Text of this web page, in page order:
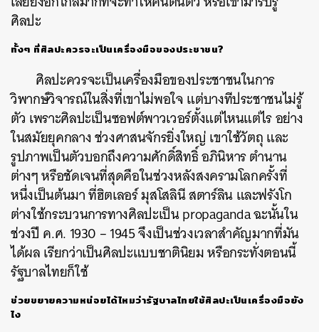
ศิลปะ
ทั้งๆ ที่ศิลปะควรจะเป็นเครื่องมือของประชาชน?
ศิลปะควรจะเป็นเครื่องมือของประชาชนในการ
วิพากษ์วิจารณ์ในสิ่งที่เขาไม่พอใจแต่บางทีประชาชนไม่รู้
ตัว เพราะศิลปะเป็นซอฟต์พาวเวอร์ตั้งแต่ไหนแต่ไรอย่าง
ในสมัยยุคกลาง ช่วงศาสนจักรยิ่งใหญ่เขาใช้วัตถุและ
รูปภาพเป็นตัวบอกถึงความศักดิ์สิทธิ์อภินิหารตำนาน
ต่างๆหรือชัดเจนที่สุดคือในช่วงหลังสงครามโลกครั้งที่
หนึ่งเป็นต้นมาที่ฮิตเลอร์มุสโสลินีสตาร์ลินและฟรังโก
ต่างใช้กระบวนการทางศิลปะเป็นpropagandaฉะนั้นใน
ช่วงปี ค.ศ. 1930 – 1945จึงเป็นช่วงเวลาสำคัญมากที่มัน
ได้ผลเรียกว่าเป็นศิลปะแบบชาตินิยมหรือกระทั่งตอนนี้
รัฐบาลไทยก็ใช้
ช่วยขยายความหน่อยได้ไหมว่ารัฐบาลไทยใช้ศิลปะเป็นเครื่องมือยัง
ไง